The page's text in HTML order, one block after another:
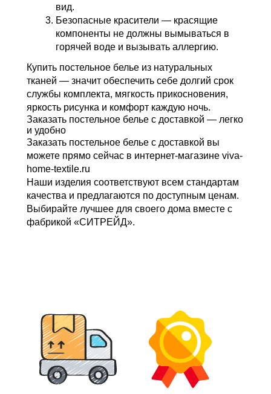
вид.
Безопасные красители — красящие
компоненты не должны вымываться в
горячей воде и вызывать аллергию.
Купить постельное белье из натуральных
тканей — значит обеспечить себе долгий срок
службы комплекта, мягкость прикосновения,
яркость рисунка и комфорт каждую ночь.
Заказать постельное белье с доставкой — легко
и удобно
Заказать постельное белье с доставкой вы
можете прямо сейчас в интернет-магазине viva-
home-textile.ru
Наши изделия соответствуют всем стандартам
качества и предлагаются по доступным ценам.
Выбирайте лучшее для своего дома вместе с
фабрикой «СИТРЕЙД».